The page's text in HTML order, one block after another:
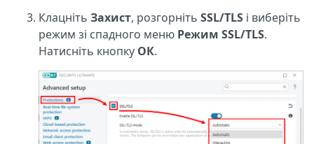
Клацніть Захист, розгорніть SSL/TLS і виберіть
режим зі спадного меню Режим SSL/TLS.
Натисніть кнопку ОК.